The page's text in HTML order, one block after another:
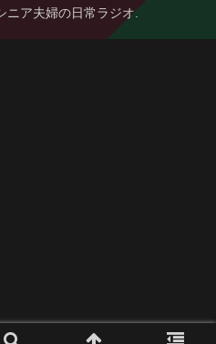
ニア夫婦の日常ラジオ.